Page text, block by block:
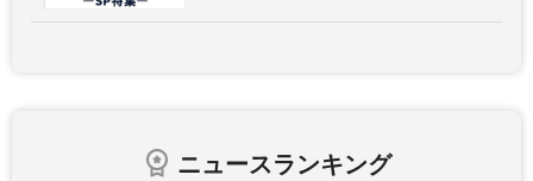
ニュースランキング